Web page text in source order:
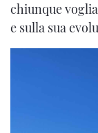
chiunque
e sulla sua